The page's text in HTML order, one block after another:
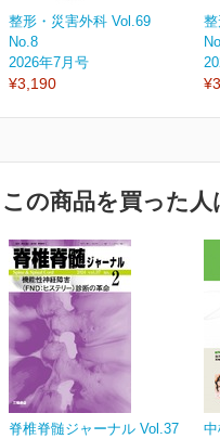
整形・災害外科 Vol.69
No.8
2026年7月号
¥3,190
この商品を買った
脊椎脊髄ジャーナル Vol.37